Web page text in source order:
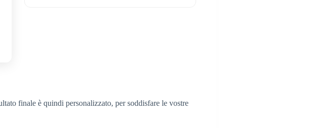
finale è quindi personalizzato, per soddisfare le vostre